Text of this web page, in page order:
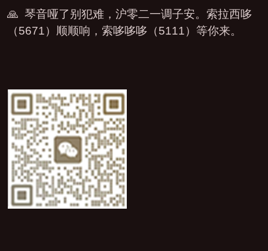
🙏 琴音哑了别犯难，沪零二一调子安。索拉西哆
（5671）顺顺响，索哆哆哆（5111）等你来。